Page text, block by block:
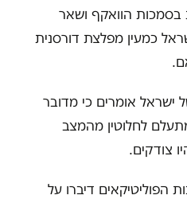
בסמכות הוואקף ושאר
כמעין מפלצת דורסנית
ישראל אומרים כי מדובר
לחלוטין מהמצב
צודקים.
הפוליטיקאים דיברו על